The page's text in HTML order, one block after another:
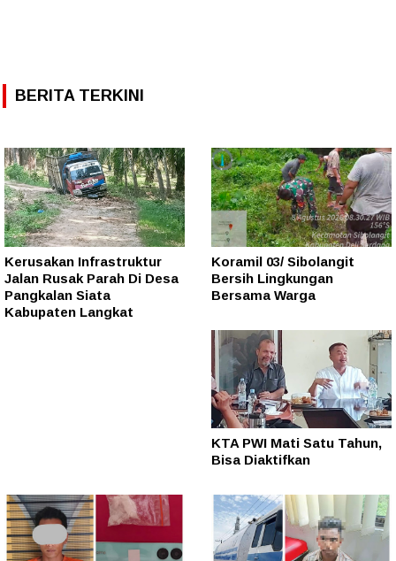
BERITA TERKINI
Kerusakan Infrastruktur
Jalan Rusak Parah Di Desa
Pangkalan Siata
Kabupaten Langkat
Koramil 03/ Sibolangit
Bersih Lingkungan
Bersama Warga
KTA PWI Mati Satu Tahun,
Bisa Diaktifkan